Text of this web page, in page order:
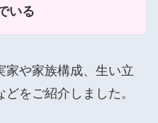
いる
家や家族構成、生い立
をご紹介しました。